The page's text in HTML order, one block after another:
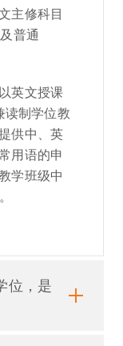
主修科目
普通
英文授课
读制学位教
供中、英
用语的申
学班级中
位，是